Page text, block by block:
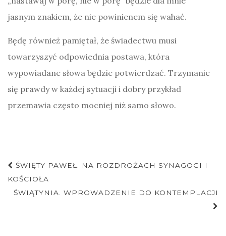
jasnym znakiem, że nie powinienem się wahać.
Będę również pamiętał, że świadectwu musi
towarzyszyć odpowiednia postawa, która
wypowiadane słowa będzie potwierdzać. Trzymanie
się prawdy w każdej sytuacji i dobry przykład
przemawia często mocniej niż samo słowo.
Nawigacja
postu
ŚWIĘTY PAWEŁ. NA ROZDROŻACH SYNAGOGI I
KOŚCIOŁA
ŚWIĄTYNIA. WPROWADZENIE DO KONTEMPLACJI